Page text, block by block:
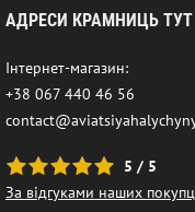
АДРЕСИ КРАМНИЦЬ ТУТ
Інтернет-магазин:
+38 067 440 46 56
5 / 5
За відгуками наших